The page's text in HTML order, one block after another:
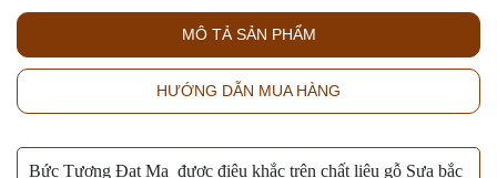
MÔ TẢ SẢN PHẨM
HƯỚNG DẪN MUA HÀNG
Bức Tượng Đạt Ma được điêu khắc trên chất liệu gỗ Sưa bắc